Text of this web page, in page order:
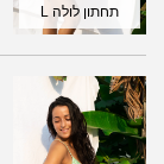
תחתון לולה L